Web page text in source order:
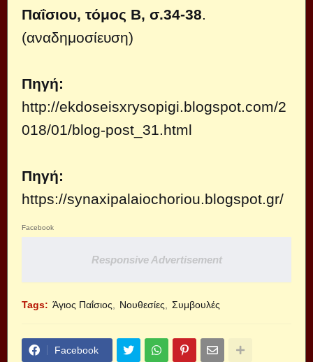
Παΐσιου, τόμος Β, σ.34-38.
(αναδημοσίευση)
Πηγή:
http://ekdoseisxrysopigi.blogspot.com/2
018/01/blog-post_31.html
Πηγή:
https://synaxipalaiochoriou.blogspot.gr/
Facebook
Responsive Advertisement
Tags: Άγιος Παΐσιος Νουθεσίες Συμβουλές
Facebook